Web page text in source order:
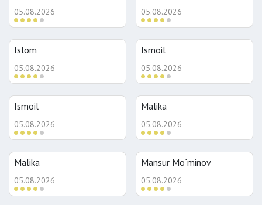
05.08.2026 05.08.2026
Islom
05.08.2026
Ismoil
05.08.2026
Ismoil
05.08.2026
Malika
05.08.2026
Malika
05.08.2026
Mansur Mo`minov
05.08.2026